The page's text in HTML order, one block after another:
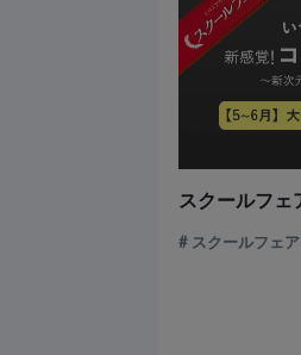
スクールフェア